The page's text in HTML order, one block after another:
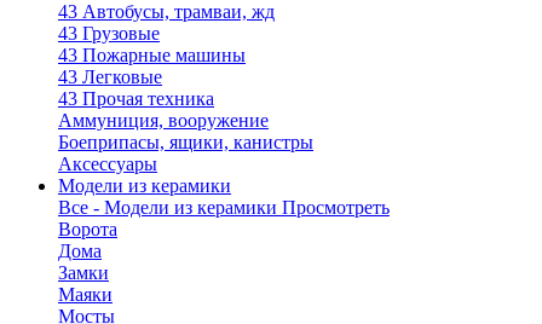
43 Автобусы, трамваи, жд
43 Грузовые
43 Пожарные машины
43 Легковые
43 Прочая техника
Аммуниция, вооружение
Боеприпасы, ящики, канистры
Аксессуары
Модели из керамики
Все - Модели из керамики Просмотреть
Ворота
Дома
Замки
Маяки
Мосты